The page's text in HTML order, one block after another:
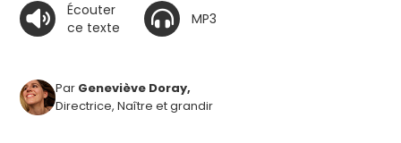
Écouter
ce texte
MP3
Par Geneviève Doray,
Directrice, Naître et grandir